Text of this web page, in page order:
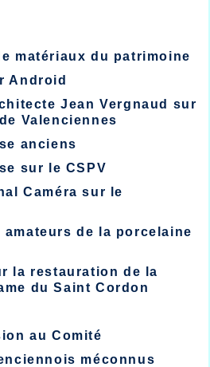
matériaux du patrimoine
Android
Jean Vergnaud sur
Valenciennes
anciens
sur le CSPV
Caméra sur le
de la porcelaine
la restauration de la
du Saint Cordon
au Comité
méconnus